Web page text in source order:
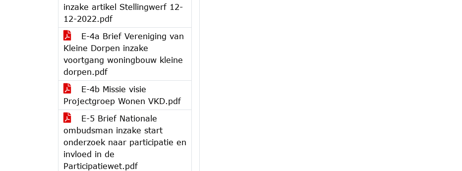
inzake artikel Stellingwerf 12-
12-2022.pdf
E-4a Brief Vereniging van
Kleine Dorpen inzake
voortgang woningbouw kleine
dorpen.pdf
E-4b Missie visie
Projectgroep Wonen VKD.pdf
E-5 Brief Nationale
ombudsman inzake start
onderzoek naar participatie en
invloed in de
Participatiewet.pdf